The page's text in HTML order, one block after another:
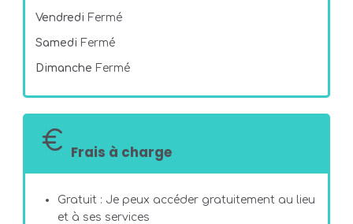
Vendredi Fermé
Samedi Fermé
Dimanche Fermé
Frais à charge
Gratuit : Je peux accéder gratuitement au lieu
et à ses services